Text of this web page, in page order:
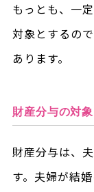
もっとも、一
対象とするの
あります。
財産分与の対
財産分与は、
す。夫婦が結